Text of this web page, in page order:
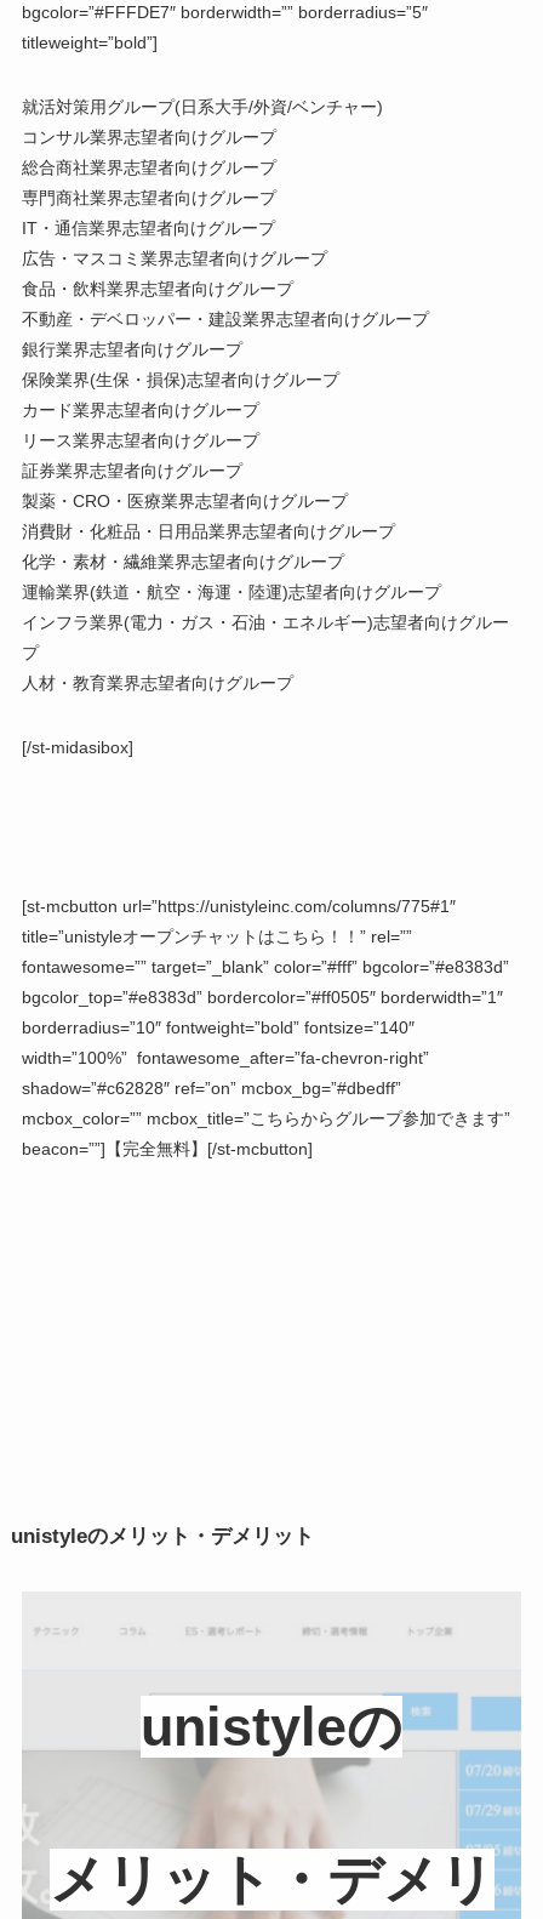
bgcolor=”#FFFDE7″ borderwidth=”” borderradius=”5″
titleweight=”bold”]
就活対策用グループ(日系大手/外資/ベンチャー)
コンサル業界志望者向けグループ
総合商社業界志望者向けグループ
専門商社業界志望者向けグループ
IT・通信業界志望者向けグループ
広告・マスコミ業界志望者向けグループ
食品・飲料業界志望者向けグループ
不動産・デベロッパー・建設業界志望者向けグループ
銀行業界志望者向けグループ
保険業界(生保・損保)志望者向けグループ
カード業界志望者向けグループ
リース業界志望者向けグループ
証券業界志望者向けグループ
製薬・CRO・医療業界志望者向けグループ
消費財・化粧品・日用品業界志望者向けグループ
化学・素材・繊維業界志望者向けグループ
運輸業界(鉄道・航空・海運・陸運)志望者向けグループ
インフラ業界(電力・ガス・石油・エネルギー)志望者向けグルー
プ
人材・教育業界志望者向けグループ
[/st-midasibox]
[st-mcbutton url=”https://unistyleinc.com/columns/775#1″
title=”unistyleオープンチャットはこちら！！” rel=””
fontawesome=”” target=”_blank” color=”#fff” bgcolor=”#e8383d”
bgcolor_top=”#e8383d” bordercolor=”#ff0505″ borderwidth=”1″
borderradius=”10″ fontweight=”bold” fontsize=”140″
width=”100%” fontawesome_after=”fa-chevron-right”
shadow=”#c62828″ ref=”on” mcbox_bg=”#dbedff”
mcbox_color=”” mcbox_title=”こちらからグループ参加できます”
beacon=””]【完全無料】[/st-mcbutton]
unistyleのメリット・デメリット
unistyleの
メリット・デメリ